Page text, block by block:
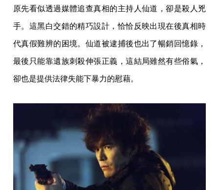
原先看似透過媒體追查真相的主持人仙道，卻是殺人兇
手。這黑白交錯的精巧設計，恰恰反映出現在後真相時
代真假難辨的困境。仙道被逮捕後也出了暢銷回憶錄，
最後只能靠遺族刺殺伸張正義，這結局雖然有些俗氣，
卻也是提供法律失能下暴力的慰藉。